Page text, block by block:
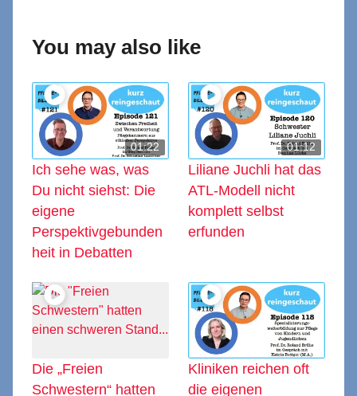
You may also like
01:22
Ich sehe was, was
Du nicht siehst: Die
eigene
Perspektivgebunden
heit in Debatten
01:12
Liliane Juchli hat das
ATL-Modell nicht
komplett selbst
erfunden
Die „Freien
Schwestern“ hatten
Kliniken reichen oft
die eigenen